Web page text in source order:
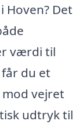
Hoven? Det
værdi til
du et
vejret
udtryk til